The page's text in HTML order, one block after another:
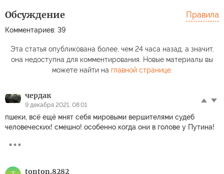
Обсуждение
Комментариев: 39
Правила
Эта статья опубликована более, чем 24 часа назад, а значит,
она недоступна для комментирования. Новые материалы вы
можете найти на главной странице.
чердак
9 декабря 2021, 08:01
пшеки, всё ещё мнят себя мировыми вершителями судеб
человеческих! смешно! особенно когда они в голове у Путина!
tonton.8282